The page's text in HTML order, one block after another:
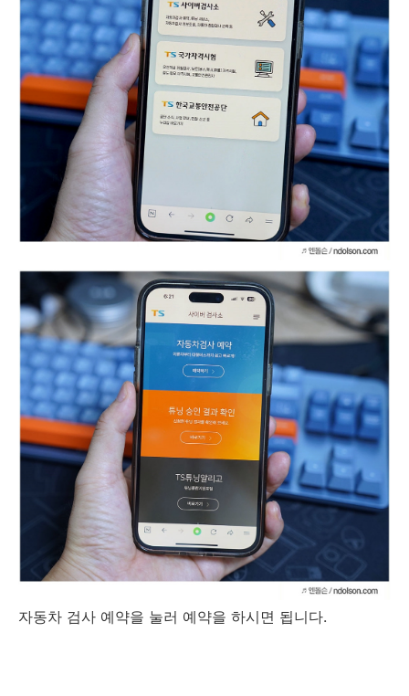
자동차 검사 예약을 눌러 예약을 하시면 됩니다.